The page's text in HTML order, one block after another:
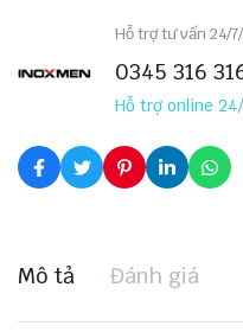
Hỗ trợ tư vấn 24/
0345 316
Hỗ trợ online
Mô tả Đánh giá